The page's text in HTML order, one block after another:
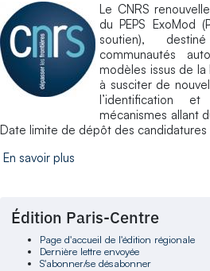
Le CNRS
du PEPS ExoMod
soutien),
communautés
modèles issus de
à susciter de
l’identification
mécanismes allant
Date limite de dépôt des candidatures
En savoir plus
Édition Paris-Centre
Page d'accueil de l'édition régionale
Dernière lettre envoyée
S'abonner/se désabonner